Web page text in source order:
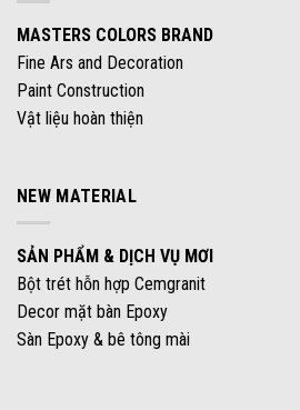
MASTERS COLORS BRAND
Fine Ars and Decoration
Paint Construction
Vật liệu hoàn thiện
NEW MATERIAL
SẢN PHẨM & DỊCH VỤ MƠI
Bột trét hỗn hợp Cemgranit
Decor mặt bàn Epoxy
Sàn Epoxy & bê tông mài